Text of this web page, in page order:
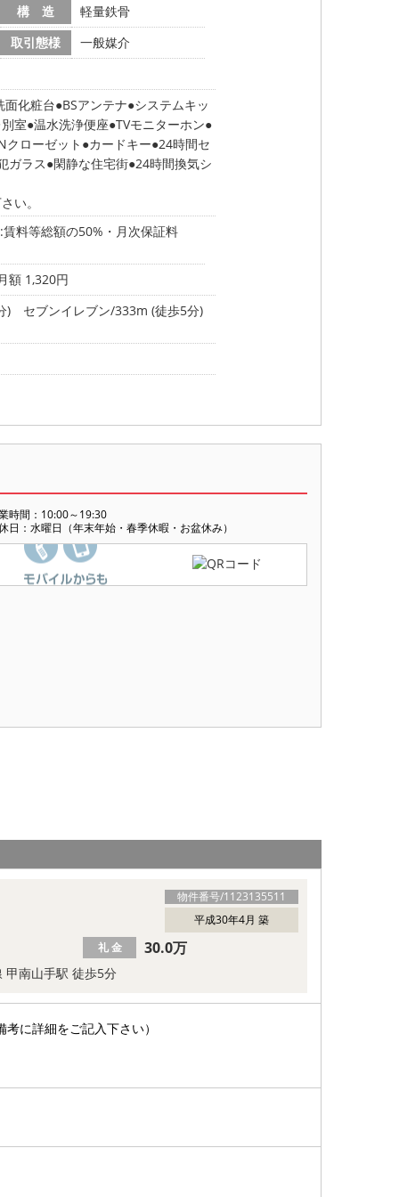
構 造
軽量鉄骨
取引態様
一般媒介
面化粧台 BSアンテナ システムキッ
室 温水洗浄便座 TVモニターホン
クローゼット
カードキー 24時間セ
ガラス 閑静な住宅街 24時間換気シ
い。
料等総額の50%・月次保証料
額 1,320円
)
セブンイレブン/333m (徒歩5分)
時間：10:00～19:30
日：水曜日（年末年始・春季休暇・お盆休み）
物件番号/1123135511
平成30年4月 築
甲南山手駅 徒歩5分
礼 金 30.0万
考に詳細をご記入下さい）